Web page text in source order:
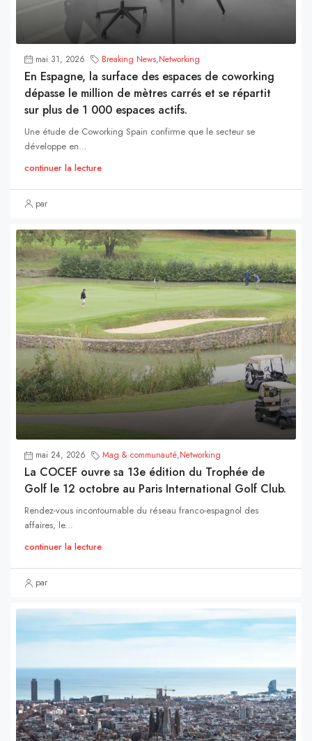
mai 31, 2026 Breaking News,Networking
En Espagne, la surface des espaces de coworking
dépasse le million de mètres carrés et se répartit
sur plus de 1 000 espaces actifs.
Une étude de Coworking Spain confirme que le secteur se
développe en...
continuer la lecture
par
mai 24, 2026 Mag & communauté,Networking
La COCEF ouvre sa 13e édition du Trophée de
Golf le 12 octobre au Paris International Golf Club.
Rendez-vous incontournable du réseau franco-espagnol des
affaires, le...
continuer la lecture
par